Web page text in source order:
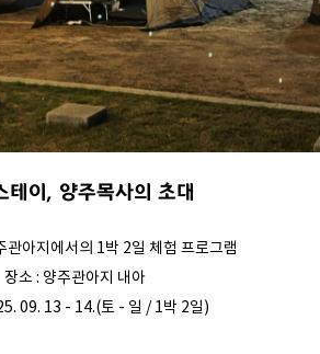
테이, 양주목사의 초대
관아지에서의 1박 2일 체험 프로그램
장소 : 양주관아지 내아
09. 13 - 14.(토 - 일 / 1박 2일)